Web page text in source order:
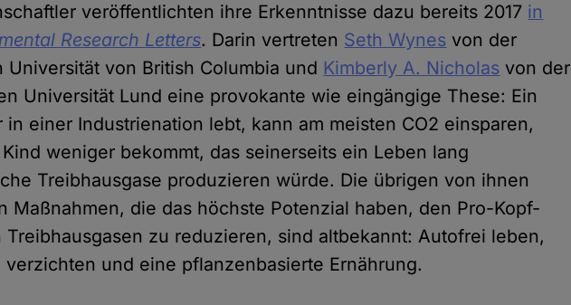
veröffentlichten ihre Erkenntnisse dazu bereits 2017 in
Research Letters. Darin vertreten Seth Wynes von der
Universität von British Columbia und Kimberly A. Nicholas von der
Universität Lund eine provokante wie eingängige These: Ein
in einer Industrienation lebt, kann am meisten CO2 einsparen,
weniger bekommt, das seinerseits ein Leben lang
Treibhausgase produzieren würde. Die übrigen von ihnen
Maßnahmen, die das höchste Potenzial haben, den Pro-Kopf-
Treibhausgasen zu reduzieren, sind altbekannt: Autofrei leben,
verzichten und eine pflanzenbasierte Ernährung.